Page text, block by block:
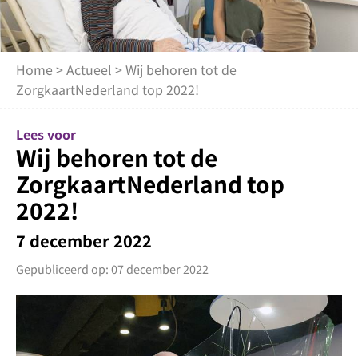
Home >Actueel > Wij behoren tot de
ZorgkaartNederland top 2022!
Lees voor
Wij behoren tot de
ZorgkaartNederland top
2022!
7 december 2022
Gepubliceerd op: 07 december 2022